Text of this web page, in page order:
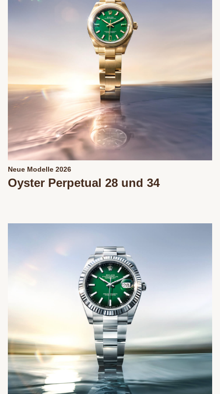
Neue Modelle 2026
Oyster Perpetual 28 und 34